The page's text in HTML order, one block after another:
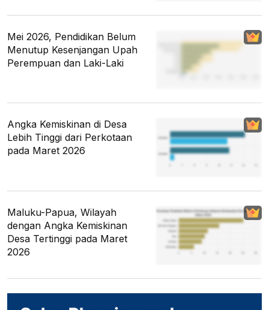
Mei 2026, Pendidikan Belum
Menutup Kesenjangan Upah
Perempuan dan Laki-Laki
Angka Kemiskinan di Desa
Lebih Tinggi dari Perkotaan
pada Maret 2026
Maluku-Papua, Wilayah
dengan Angka Kemiskinan
Desa Tertinggi pada Maret
2026